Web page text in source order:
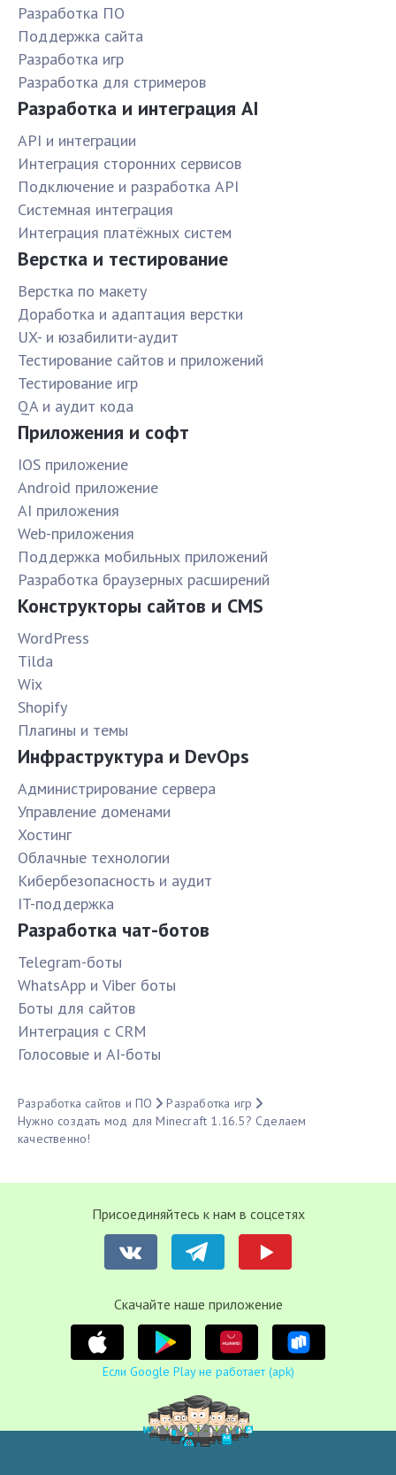
Разработка ПО
Поддержка сайта
Разработка игр
Разработка для стримеров
Разработка и интеграция AI
API и интеграции
Интеграция сторонних сервисов
Подключение и разработка API
Системная интеграция
Интеграция платёжных систем
Верстка и тестирование
Верстка по макету
Доработка и адаптация верстки
UX- и юзабилити-аудит
Тестирование сайтов и приложений
Тестирование игр
QA и аудит кода
Приложения и софт
IOS приложение
Android приложение
AI приложения
Web-приложения
Поддержка мобильных приложений
Разработка браузерных расширений
Конструкторы сайтов и CMS
WordPress
Tilda
Wix
Shopify
Плагины и темы
Инфраструктура и DevOps
Администрирование сервера
Управление доменами
Хостинг
Облачные технологии
Кибербезопасность и аудит
IT-поддержка
Разработка чат-ботов
Telegram-боты
WhatsApp и Viber боты
Боты для сайтов
Интеграция с CRM
Голосовые и AI-боты
Разработка сайтов и ПО
Разработка игр
Нужно создать мод для Minecraft 1.16.5? Сделаем
качественно!
Присоединяйтесь к нам в соцсетях
Cкачайте наше приложение
Если Google Play не работает (apk)